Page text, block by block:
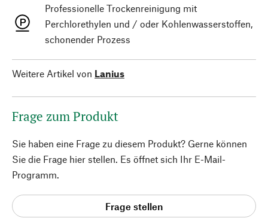
Professionelle Trockenreinigung mit
Perchlorethylen und / oder Kohlenwasserstoffen,
schonender Prozess
Weitere Artikel von Lanius
Frage zum Produkt
Sie haben eine Frage zu diesem Produkt? Gerne können
Sie die Frage hier stellen. Es öffnet sich Ihr E-Mail-
Programm.
Frage stellen